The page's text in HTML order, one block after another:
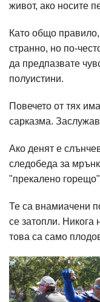
живот, ако носите
Като общо правило,
странно, но по-
да предпазвате
полуистини.
Повечето от тях
сарказма.
Ако денят е
следобеда за
"прекалено
Те са внамиачени
се затопли. Никога
това са само